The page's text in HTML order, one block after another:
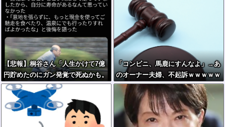
【悲報】桐谷さん「人生かけて7億
円貯めたのにガン発覚で死ぬかも。
もっと素直に遊べばよかった」後悔
の涙
「コンビニ、馬鹿にすんなよ」→あ
のオーナー夫婦、不起訴ｗｗｗｗｗ
ｗｗｗｗ